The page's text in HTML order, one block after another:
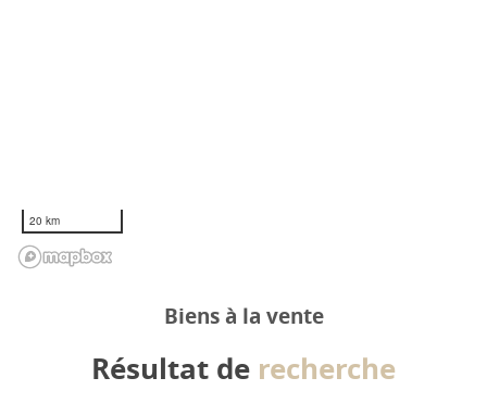
20 km
Biens à la vente
Résultat de recherche